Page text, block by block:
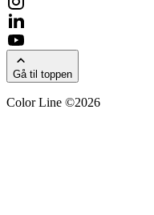
Gå til toppen
Color Line ©2026